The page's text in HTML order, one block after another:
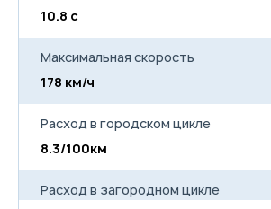
10.8 с
Максимальная скорость
178 км/ч
Расход в городском цикле
8.3/100км
Расход в загородном цикле